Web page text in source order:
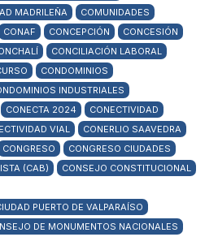
MADRILEÑA
COMUNIDADES
CONAF CONCEPCIÓN
CONCESIÓN
CONCILIACIÓN LABORAL
CONDOMINIOS
INDUSTRIALES
CONECTA 2024
CONECTIVIDAD
VIAL
CONERLIO SAAVEDRA
CONGRESO
CONGRESO CIUDADES
(CAB)
CONSEJO CONSTITUCIONAL
PUERTO DE VALPARAÍSO
DE MONUMENTOS NACIONALES